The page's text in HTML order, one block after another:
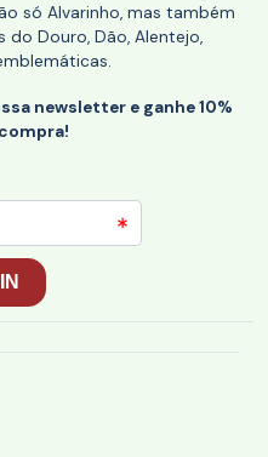
só Alvarinho, mas também
do Douro, Dão, Alentejo,
newsletter e ganhe 10%